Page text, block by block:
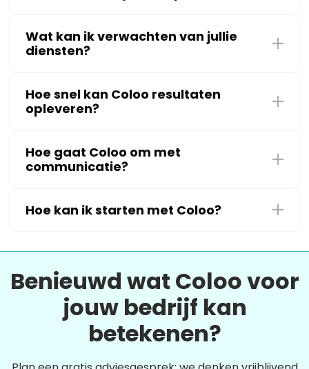
Wat kan ik verwachten van jullie
diensten?
Hoe snel kan Coloo resultaten
opleveren?
Hoe gaat Coloo om met
communicatie?
Hoe kan ik starten met Coloo?
Benieuwd wat Coloo voor
jouw bedrijf kan
betekenen?